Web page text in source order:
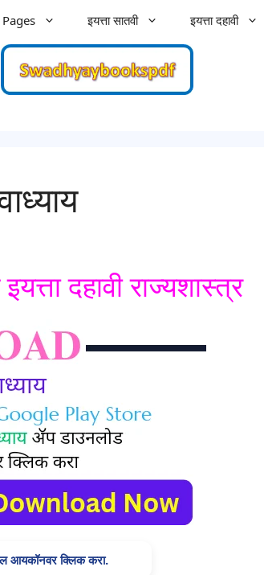
Pages इयत्ता सातवी इयत्ता दहावी
दहावी राज्यशास्त्र
आयकॉनवर क्लिक करा.